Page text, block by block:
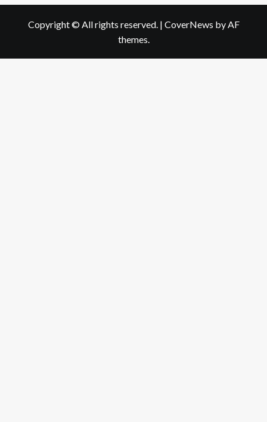
Copyright © All rights reserved. | CoverNews by AF
themes.